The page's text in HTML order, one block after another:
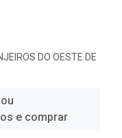
DO OESTE DE
e comprar